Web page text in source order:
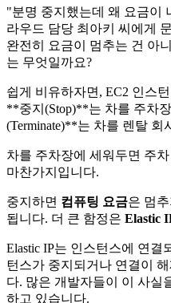
"분명 중지했는데 왜 요금이
라우드 담당 최아키 씨에게
완전히 요금이 멈추는 건 아
는 무엇일까요?
쉽게 비유하자면, EC2 인스
**중지(Stop)**는 차를 주차
(Terminate)**는 차를 렌탈
차를 주차장에 세워두면 주
마찬가지입니다.
중지하면 컴퓨팅 요금은 멈
됩니다. 더 큰 함정은 Elastic
Elastic IP는 인스턴스에 연결
턴스가 중지되거나 연결이
다. 많은 개발자들이 이 사실
하고 있습니다.